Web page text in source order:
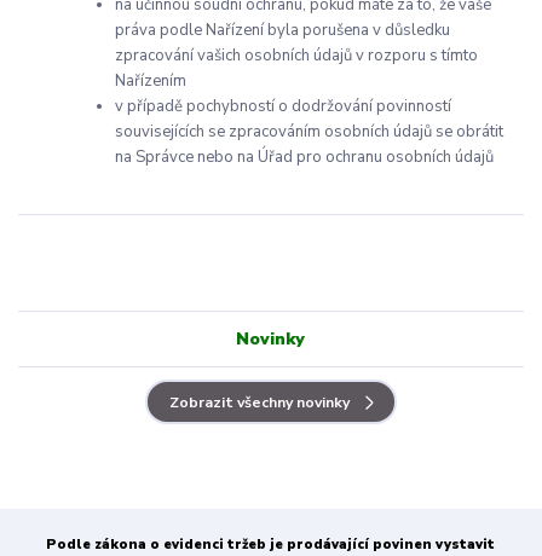
Novinky
Zobrazit všechny novinky
na účinnou soudní ochranu, pokud máte za to, že vaše
práva podle Nařízení byla porušena v důsledku
zpracování vašich osobních údajů v rozporu s tímto
Nařízením
v případě pochybností o dodržování povinností
souvisejících se zpracováním osobních údajů se obrátit
na Správce nebo na Úřad pro ochranu osobních údajů
Podle zákona o evidenci tržeb je prodávající povinen vystavit